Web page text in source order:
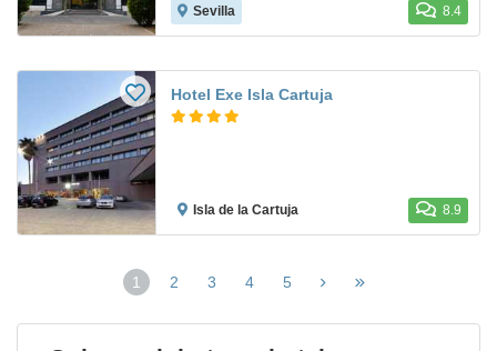
Sevilla 8.4
Hotel Exe Isla Cartuja
Isla de la Cartuja 8.9
1
(página
2 3 4 5